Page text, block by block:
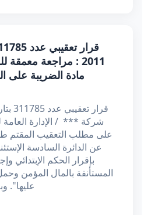
2011 : مراجعة
مادة الضريبة على
شركة *** / الإدارة العامة
على مطلب التعقيب المقتم
عن الدائرة السادسة
بإقرار الحكم الإبتدائي
المستأنفة بالمال المؤمن
عليها".